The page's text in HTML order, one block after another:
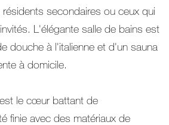
secondaires ou ceux qui
L'élégante salle de bains est
douche à l'italienne et d'un sauna
à domicile.
le cœur battant de
finie avec des matériaux de